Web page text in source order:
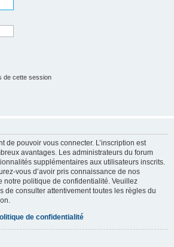
de cette session
de pouvoir vous connecter. L’inscription est
avantages. Les administrateurs du forum
supplémentaires aux utilisateurs inscrits.
vous d’avoir pris connaissance de nos
notre politique de confidentialité. Veuillez
de consulter attentivement toutes les règles du
de confidentialité